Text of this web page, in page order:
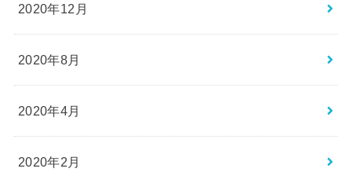
2020年12月
2020年8月
2020年4月
2020年2月